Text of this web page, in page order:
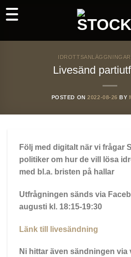
to
IDROTTSANLÄGGNINGAR
Livesänd
POSTED ON2022-08-26 BY
Följ med digitalt när vi frågar
politiker om hur de vill lösa
med bl.a. bristen på hallar
Utfrågningen sänds via
augusti kl. 18:15-19:30
Länk till livesändning
Ni hittar även sändningen